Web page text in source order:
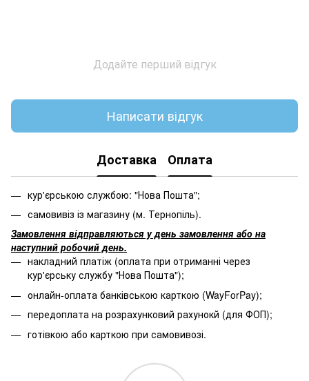
Додайте перший відгук
Написати відгук
Доставка Оплата
кур'єрською службою: "Нова Пошта";
самовивіз із магазину (м. Тернопіль).
Замовлення відправляються у день замовлення або на
наступний робочий день.
накладний платіж (оплата при отриманні через
кур'єрську службу "Нова Пошта");
онлайн-оплата банківською карткою (WayForPay);
передоплата на розрахунковий рахунокй (для ФОП);
готівкою або карткою при самовивозі.